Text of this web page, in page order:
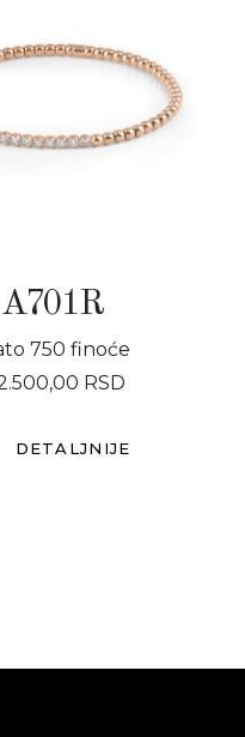
A701R
750 finoće
RSD
DETALJNIJE